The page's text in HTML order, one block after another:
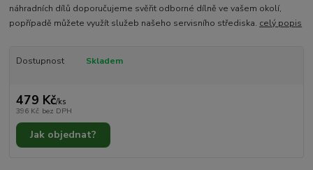
náhradních dílů doporučujeme svěřit odborné dílně ve vašem okolí,
popřípadě můžete využít služeb našeho servisního střediska. celý popis
Dostupnost Skladem
479 Kč/ks
396 Kč bez DPH
Jak objednat?